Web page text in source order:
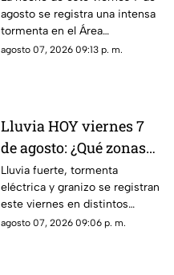
VIENTO superiores a
los 60 km/h durante
lluvia en Guadalajara
agosto se registra una intensa
tormenta en el Área
Metropolitana de Guadalajara,
agosto 07, 2026 09:13 p. m.
Lluvia HOY viernes 7
de agosto: ¿Qué zonas
de Guadalajara están
afectadas?
Lluvia fuerte, tormenta
eléctrica y granizo se registran
este viernes en distintos
puntos de Guadalajara y
agosto 07, 2026 09:06 p. m.